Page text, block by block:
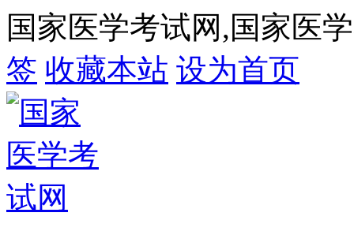
国家医学考试网,国家医
签 收藏本站 设为首页